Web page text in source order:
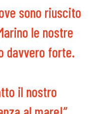
sono riuscito
le nostre
davvero forte.
il nostro